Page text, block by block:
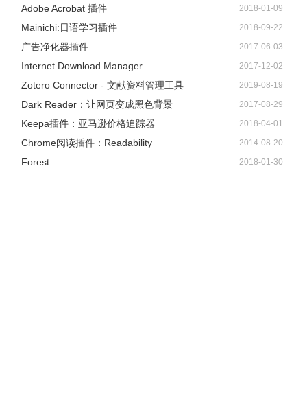
Adobe Acrobat 插件 2018-01-09
Mainichi:日语学习插件 2018-09-22
广告净化器插件 2017-06-03
Internet Download Manager... 2017-12-02
Zotero Connector - 文献资料管理工具 2019-08-19
Dark Reader：让网页变成黑色背景 2017-08-29
Keepa插件：亚马逊价格追踪器 2018-04-01
Chrome阅读插件：Readability 2014-08-20
Forest 2018-01-30